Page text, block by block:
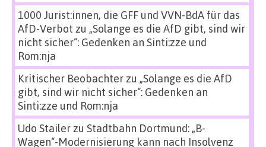
1000 Jurist:innen, die GFF und VVN-BdA für das
AfD-Verbot zu „Solange es die AfD gibt, sind wir
nicht sicher“: Gedenken an Sinti:zze und
Rom:nja
Kritischer Beobachterzu „Solange es die AfD
gibt, sind wir nicht sicher“: Gedenken an
Sinti:zze und Rom:nja
Udo Stailerzu Stadtbahn Dortmund: „B-
Wagen“-Modernisierung kann nach Insolvenz